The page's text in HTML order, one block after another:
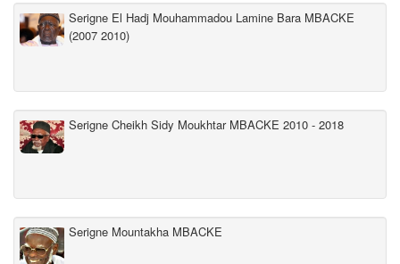
Serigne El Hadj Mouhammadou Lamine Bara MBACKE
(2007 2010)
Serigne Cheikh Sidy Moukhtar MBACKE 2010 - 2018
Serigne Mountakha MBACKE